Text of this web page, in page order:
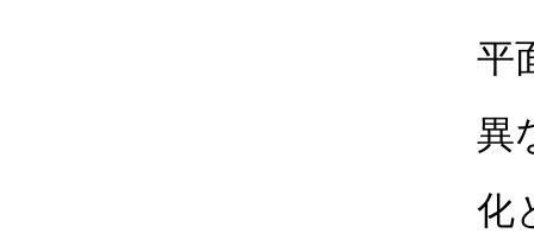
平
異
化